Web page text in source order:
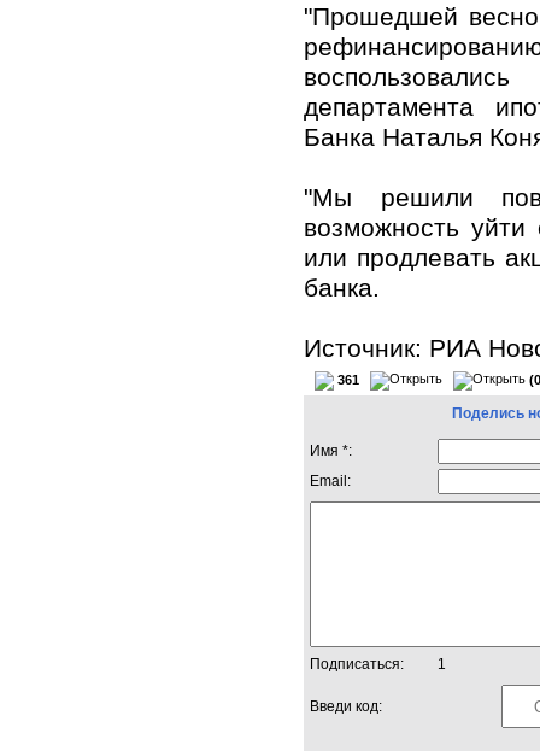
"Прошедшей
департамента
Банка Наталья
"Мы решили
возможность
или продлевать
банка.
Источник: РИА
361
Поделись
Имя *:
Email:
Подписаться: 1
Введи код: